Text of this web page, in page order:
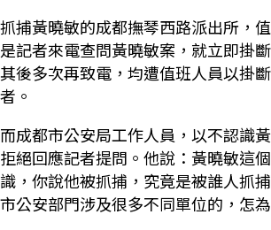
抓捕黃曉敏的成都撫琴西路派出所，
是記者來電查問黃曉敏案，就立即掛
其後多次再致電，均遭值班人員以掛
者。
而成都市公安局工作人員，以不認識
拒絕回應記者提問。他說：黃曉敏這
識，你說他被抓捕，究竟是被誰人抓
市公安部門涉及很多不同單位的，怎